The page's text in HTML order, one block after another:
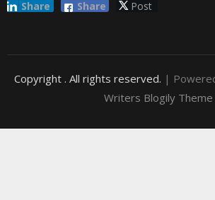
Share Post
Share
Copyright . All rights reserved. |
Writers Blogily Theme